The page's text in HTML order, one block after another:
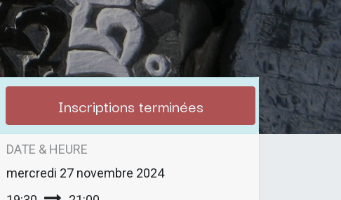
Inscriptions terminées
DATE & HEURE
mercredi 27 novembre 2024